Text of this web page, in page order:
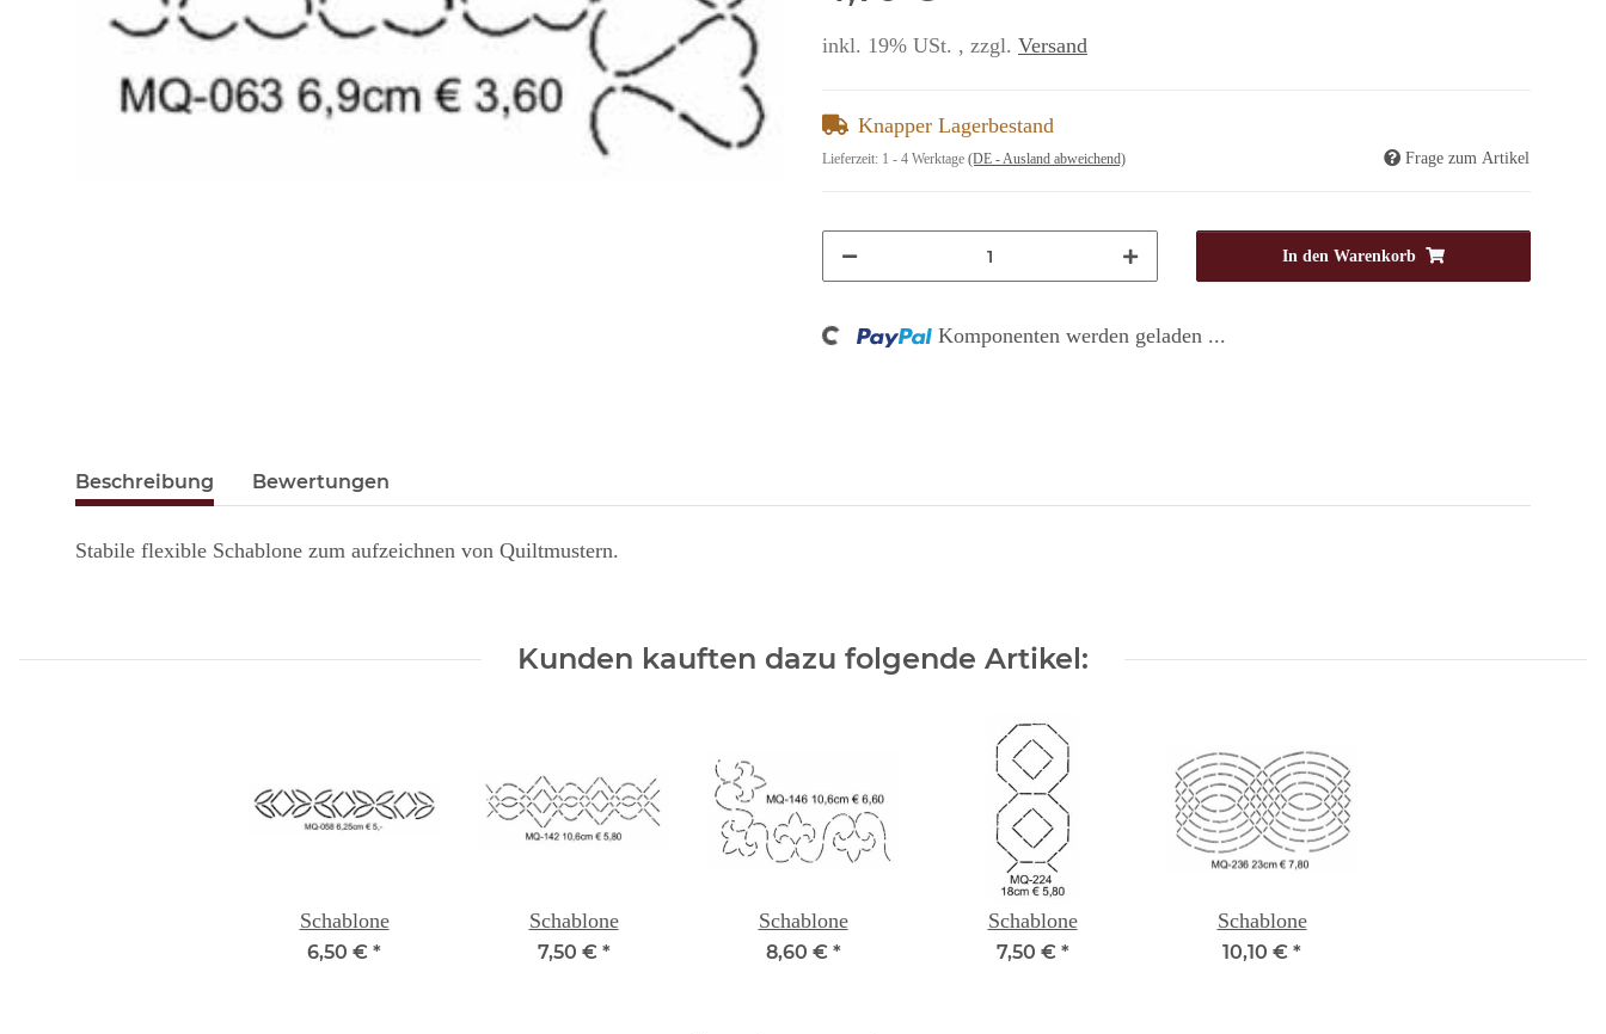
inkl. 19% USt. , zzgl. Versand
Knapper Lagerbestand
Lieferzeit: 1 - 4 Werktage (DE - Ausland abweichend) Frage zum Artikel
In den Warenkorb
Loading... Komponenten werden geladen ...
Beschreibung Bewertungen
Stabile flexible Schablone zum aufzeichnen von Quiltmustern.
Kunden kauften dazu folgende Artikel:
Schablone
6,50 € *
Schablone
7,50 € *
Schablone
8,60 € *
Schablone
7,50 € *
Schablone
10,10 € *